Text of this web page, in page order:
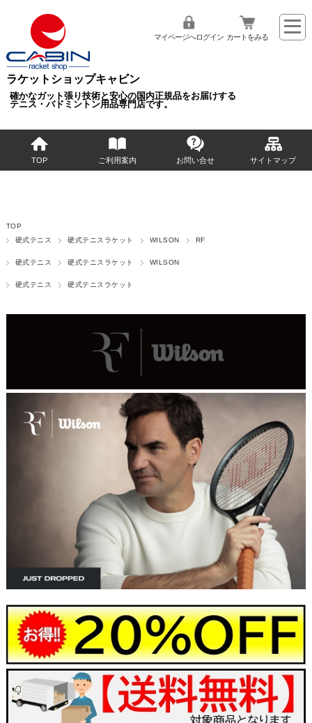
ラケットショップキャビン
確かなガット張り技術と安心の国内正規品をお届けする
テニス・バドミントン用品専門店です。
マイページへログイン カートをみる
TOP ご利用案内 お問い合せ サイトマップ
TOP
硬式テニス
硬式テニスラケット WILSON RF
硬式テニス 硬式テニスラケット WILSON
硬式テニス 硬式テニスラケット